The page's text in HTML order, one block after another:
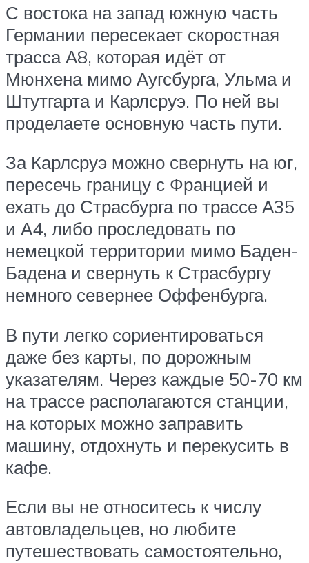
С востока на запад южную часть
Германии пересекает скоростная
трасса А8, которая идёт от
Мюнхена мимо Аугсбурга, Ульма и
Штутгарта и Карлсруэ. По ней вы
проделаете основную часть пути.
За Карлсруэ можно свернуть на юг,
пересечь границу с Францией и
ехать до Страсбурга по трассе А35
и А4, либо проследовать по
немецкой территории мимо Баден-
Бадена и свернуть к Страсбургу
немного севернее Оффенбурга.
В пути легко сориентироваться
даже без карты, по дорожным
указателям. Через каждые 50-70 км
на трассе располагаются станции,
на которых можно заправить
машину, отдохнуть и перекусить в
кафе.
Если вы не относитесь к числу
автовладельцев, но любите
путешествовать самостоятельно,